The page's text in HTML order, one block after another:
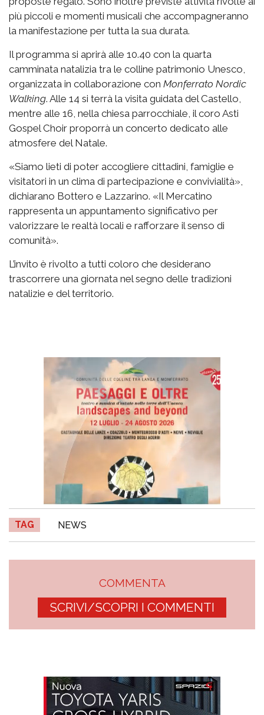
più piccoli e momenti musicali che accompagneranno
la manifestazione per tutta la sua durata.
Il programma si aprirà alle 10.40 con la quarta
camminata natalizia tra le colline patrimonio Unesco,
organizzata in collaborazione con Monferrato Nordic
Walking. Alle 14 si terrà la visita guidata del Castello,
mentre alle 16, nella chiesa parrocchiale, il coro Asti
Gospel Choir proporrà un concerto dedicato alle
atmosfere del Natale.
«Siamo lieti di poter accogliere cittadini, famiglie e
visitatori in un clima di partecipazione e convivialità»,
dichiarano Bottero e Lazzarino. «Il Mercatino
rappresenta un appuntamento significativo per
valorizzare le realtà locali e rafforzare il senso di
comunità».
L’invito è rivolto a tutti coloro che desiderano
trascorrere una giornata nel segno delle tradizioni
natalizie e del territorio.
TAG NEWS
COMMENTA
SCRIVI/SCOPRI I COMMENTI